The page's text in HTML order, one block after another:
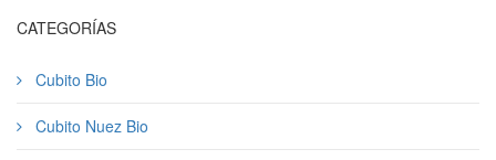
CATEGORÍAS
Cubito Bio
Cubito Nuez Bio